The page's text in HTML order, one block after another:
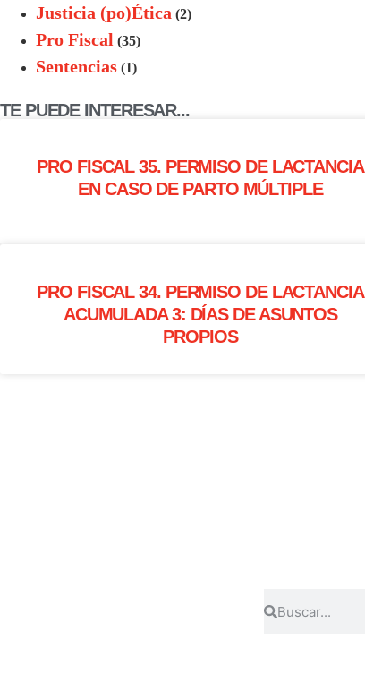
Justicia (po)Ética (2)
Pro Fiscal (35)
Sentencias (1)
TE PUEDE INTERESAR...
PRO FISCAL 35. PERMISO DE LACTANCIA
EN CASO DE PARTO MÚLTIPLE
PRO FISCAL 34. PERMISO DE LACTANCIA
ACUMULADA 3: DÍAS DE ASUNTOS
PROPIOS